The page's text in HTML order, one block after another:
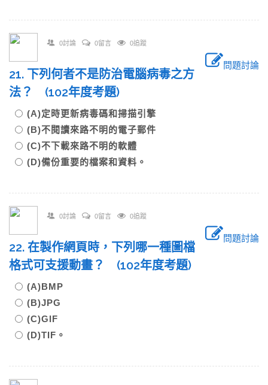
0討論 0留言 0追蹤
問題討論
21. 下列何者不是防治電腦病毒之方
法？ (102年度考題)
(A)定時更新病毒碼和掃描引擎
(B)不閱讀來路不明的電子郵件
(C)不下載來路不明的軟體
(D)備份重要的檔案和資料。
0討論 0留言 0追蹤
問題討論
22. 在製作網頁時，下列哪一種圖檔
格式可支援動畫？ (102年度考題)
(A)BMP
(B)JPG
(C)GIF
(D)TIF。